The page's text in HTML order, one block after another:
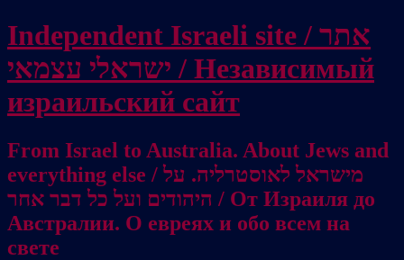
Independent Israeli site / אתר
ישראלי עצמאי / Независимый
израильский сайт
From Israel to Australia. About Jews and
everything else / מישראל לאוסטרליה. על
היהודים ועל כל דבר אחר / От Израиля до
Австралии. О евреях и обо всем на
свете